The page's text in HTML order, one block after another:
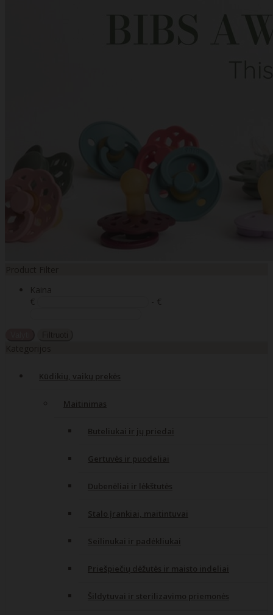
Kaina
€
- €
Kūdikių, vaikų prekės
Maitinimas
Buteliukai ir jų priedai
Gertuvės ir puodeliai
Dubenėliai ir lėkštutės
Stalo įrankiai, maitintuvai
Seilinukai ir padėkliukai
Priešpiečių dėžutės ir maisto indeliai
Šildytuvai ir sterilizavimo priemonės